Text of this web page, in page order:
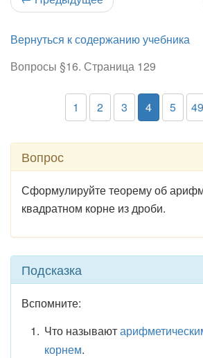
Вернуться к содержанию учебника
Вопросы §16. Страница 129
1 2 3 4 5
Вопрос
Сформулируйте теорему об
квадратном корне из дроби.
Подсказка
Вспомните:
Что называют
корнем.